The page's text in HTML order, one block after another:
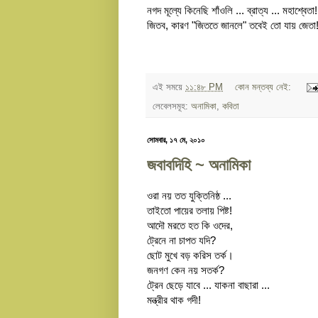
নগদ মূল্যে কিনেছি শাঁওলি ... ব্রাত্য ... মহাশ্বেতা!
জিতব, কারণ "জিততে জানলে" তবেই তো যায় জেতা!
এই সময়ে ১১:৪৮ PM
কোন মন্তব্য নেই:
লেবেলসমূহ: অনামিকা, কবিতা
সোমবার, ১৭ মে, ২০১০
জবাবদিহি ~ অনামিকা
ওরা নয় তত যুক্তিনিষ্ঠ ...
তাইতো পায়ের তলায় পিষ্ট!
আদৌ মরতে হত কি ওদের,
ট্রেনে না চাপত যদি?
ছোট মুখে বড় করিস তর্ক।
জনগণ কেন নয় সতর্ক?
ট্রেন ছেড়ে যাবে ... যাকনা বাছারা ...
মন্ত্রীর থাক গদী!